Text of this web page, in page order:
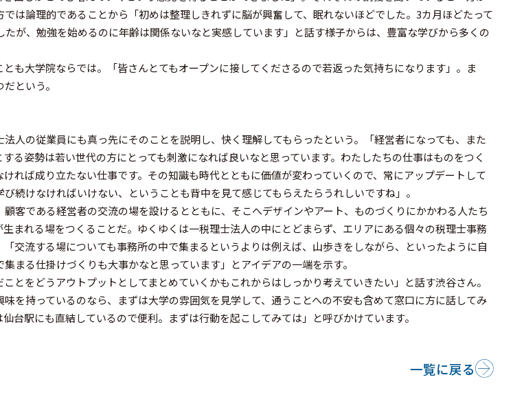
は論理的であることから「初めは整理しきれずに脳が興奮して、眠れないほどでした。3カ月ほどたって
が、勉強を始めるのに年齢は関係ないなと実感しています」と話す様子からは、豊富な学びから多くの
も大学院ならでは。「皆さんとてもオープンに接してくださるので若返った気持ちになります」。ま
という。
人の従業員にも真っ先にそのことを説明し、快く理解してもらったという。「経営者になっても、また
る姿勢は若い世代の方にとっても刺激になれば良いなと思っています。わたしたちの仕事はものをつく
れば成り立たない仕事です。その知識も時代とともに価値が変わっていくので、常にアップデートして
続けなければいけない、ということも背中を見て感じてもらえたらうれしいですね」。
客である経営者の交流の場を設けるとともに、そこへデザインやアート、ものづくりにかかわる人たち
まれる場をつくることだ。ゆくゆくは一税理士法人の中にとどまらず、エリアにある個々の税理士事務
交流する場についても事務所の中で集まるというよりは例えば、山歩きをしながら、といったように自
まる仕掛けづくりも大事かなと思っています」とアイデアの一端を示す。
とをどうアウトプットとしてまとめていくかもこれからはしっかり考えていきたい」と話す渋谷さん。
味を持っているのなら、まずは大学の雰囲気を見学して、通うことへの不安も含めて窓口に方に話してみ
台駅にも直結しているので便利。まずは行動を起こしてみては」と呼びかけています。
一覧に戻る